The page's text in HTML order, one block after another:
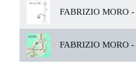
FABRIZIO MORO -
FABRIZIO MORO -